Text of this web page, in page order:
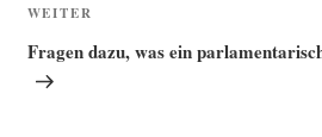
Nächster
Beitrag
WEITER
Fragen dazu, was ein